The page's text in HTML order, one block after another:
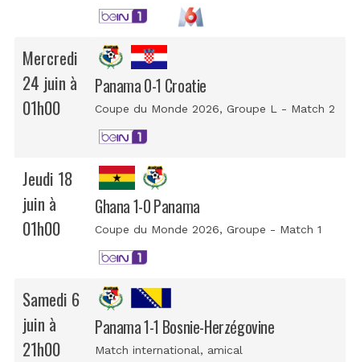
Mercredi
24 juin à
01h00
Panama 0-1 Croatie
Coupe du Monde 2026, Groupe L - Match 2
Jeudi 18
juin à
01h00
Ghana 1-0 Panama
Coupe du Monde 2026, Groupe - Match 1
Samedi 6
juin à
21h00
Panama 1-1 Bosnie-Herzégovine
Match international, amical